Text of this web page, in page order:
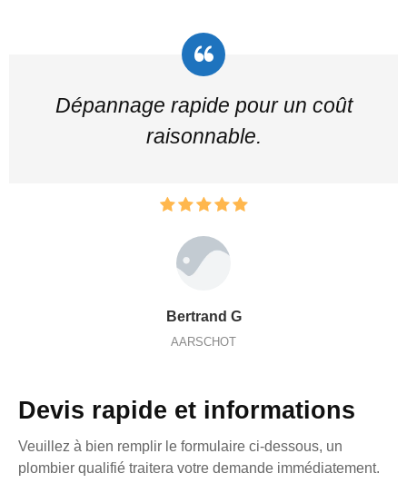
Dépannage rapide pour un coût
raisonnable.
Bertrand G
AARSCHOT
Devis rapide et informations
Veuillez à bien remplir le formulaire ci-dessous, un
plombier qualifié traitera votre demande immédiatement.